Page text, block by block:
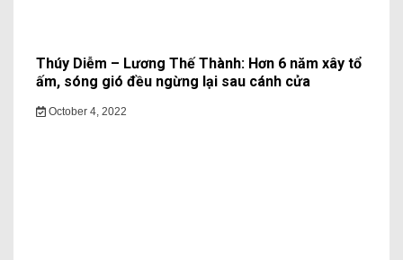
Thúy Diễm – Lương Thế Thành: Hơn 6 năm xây tổ
ấm, sóng gió đều ngừng lại sau cánh cửa
October 4, 2022